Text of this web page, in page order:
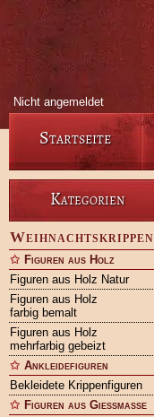
Nicht angemeldet
Startseite
Kategorien
Weihnachtskrippen
Figuren aus Holz
Figuren aus Holz Natur
Figuren aus Holz
farbig bemalt
Figuren aus Holz
mehrfarbig gebeizt
Ankleidefiguren
Bekleidete Krippenfiguren
Figuren aus Gießmasse